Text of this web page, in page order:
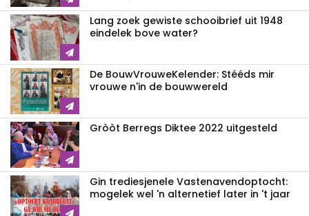
Lang zoek gewiste schooibrief uit 1948
eindelek bove water?
De BouwVrouweKelender: Stééds mir
vrouwe n'in de bouwwereld
Gròòt Berregs Diktee 2022 uitgesteld
Gin trediesjenele Vastenavend­optocht:
mogelek wel 'n alternetief later in 't jaar